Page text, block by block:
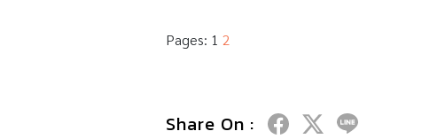
Pages: 1 2
Share On :